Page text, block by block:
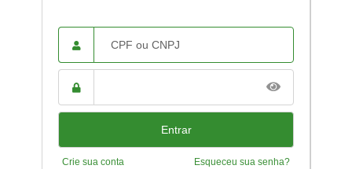
CPF ou
CNPJ
Senha
Crie sua conta Esqueceu sua senha?